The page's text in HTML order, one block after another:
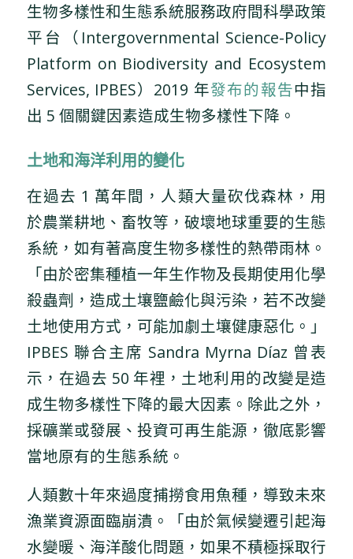
生物多樣性和生態系統服務政府間科學政策
平台（Intergovernmental Science-Policy
Platform on Biodiversity and Ecosystem
Services, IPBES）2019 年發布的報吿中指
出 5 個關鍵因素造成生物多樣性下降。
土地和海洋利用的變化
在過去 1 萬年間，人類大量砍伐森林，用
於農業耕地、畜牧等，破壞地球重要的生態
系統，如有著高度生物多樣性的熱帶雨林。
「由於密集種植一年生作物及長期使用化學
殺蟲劑，造成土壤鹽鹼化與污染，若不改變
土地使用方式，可能加劇土壤健康惡化。」
IPBES 聯合主席 Sandra Myrna Díaz 曾表
示，在過去 50 年裡，土地利用的改變是造
成生物多樣性下降的最大因素。除此之外，
採礦業或發展、投資可再生能源，徹底影響
當地原有的生態系統。
人類數十年來過度捕撈食用魚種，導致未來
漁業資源面臨崩潰。「由於氣候變遷引起海
水變暖、海洋酸化問題，如果不積極採取行